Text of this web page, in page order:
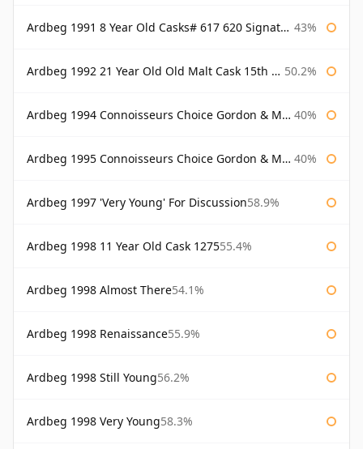
Ardbeg 1991 8 Year Old Casks# 617 620 Signatory 43%
Ardbeg 1992 21 Year Old Old Malt Cask 15th Anniversary Hunter Laing 50.2%
Ardbeg 1994 Connoisseurs Choice Gordon & Macphail 40%
Ardbeg 1995 Connoisseurs Choice Gordon & Macphail 40%
Ardbeg 1997 'Very Young' For Discussion58.9%
Ardbeg 1998 11 Year Old Cask 127555.4%
Ardbeg 1998 Almost There54.1%
Ardbeg 1998 Renaissance55.9%
Ardbeg 1998 Still Young56.2%
Ardbeg 1998 Very Young58.3%